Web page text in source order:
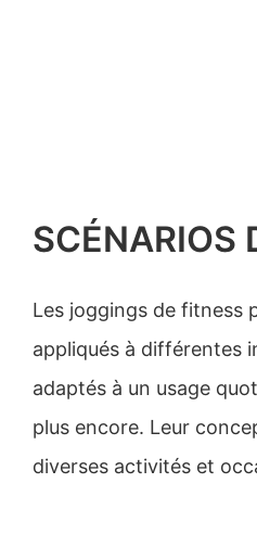
SCÉNARIOS
Les joggings de fitness
appliqués à différentes
adaptés à un usage
plus encore. Leur
diverses activités et